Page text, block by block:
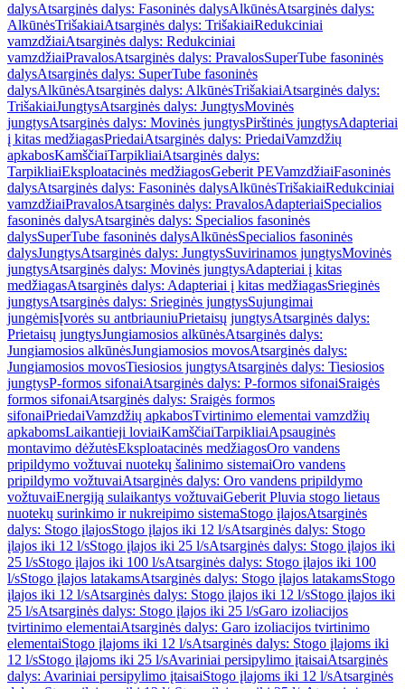
dalysAtsarginės dalys: Fasoninės dalysAlkūnėsAtsarginės dalys:
AlkūnėsTrišakiaiAtsarginės dalys: TrišakiaiRedukciniai
vamzdžiaiAtsarginės dalys: Redukciniai
vamzdžiaiPravalosAtsarginės dalys: PravalosSuperTube fasoninės
dalysAtsarginės dalys: SuperTube fasoninės
dalysAlkūnėsAtsarginės dalys: AlkūnėsTrišakiaiAtsarginės dalys:
TrišakiaiJungtysAtsarginės dalys: JungtysMovinės
jungtysAtsarginės dalys: Movinės jungtysPirštinės jungtysAdapteriai
į kitas medžiagasPriedaiAtsarginės dalys: PriedaiVamzdžių
apkabosKamščiaiTarpikliaiAtsarginės dalys:
TarpikliaiEksploatacinės medžiagosGeberit PEVamzdžiaiFasoninės
dalysAtsarginės dalys: Fasoninės dalysAlkūnėsTrišakiaiRedukciniai
vamzdžiaiPravalosAtsarginės dalys: PravalosAdapteriaiSpecialios
fasoninės dalysAtsarginės dalys: Specialios fasoninės
dalysSuperTube fasoninės dalysAlkūnėsSpecialios fasoninės
dalysJungtysAtsarginės dalys: JungtysSuvirinamos jungtysMovinės
jungtysAtsarginės dalys: Movinės jungtysAdapteriai į kitas
medžiagasAtsarginės dalys: Adapteriai į kitas medžiagasSrieginės
jungtysAtsarginės dalys: Srieginės jungtysSujungimai
jungėmisĮvorės su antbriauniuPrietaisų jungtysAtsarginės dalys:
Prietaisų jungtysJungiamosios alkūnėsAtsarginės dalys:
Jungiamosios alkūnėsJungiamosios movosAtsarginės dalys:
Jungiamosios movosTiesiosios jungtysAtsarginės dalys: Tiesiosios
jungtysP-formos sifonaiAtsarginės dalys: P-formos sifonaiSraigės
formos sifonaiAtsarginės dalys: Sraigės formos
sifonaiPriedaiVamzdžių apkabosTvirtinimo elementai vamzdžių
apkabomsLaikantieji loviaiKamščiaiTarpikliaiApsauginės
montavimo dėžutėsEksploatacinės medžiagosOro vandens
pripildymo vožtuvai nuotekų šalinimo sistemaiOro vandens
pripildymo vožtuvaiAtsarginės dalys: Oro vandens pripildymo
vožtuvaiEnergiją sulaikantys vožtuvaiGeberit Pluvia stogo lietaus
nuotekų surinkimo ir nukreipimo sistemaStogo įlajosAtsarginės
dalys: Stogo įlajosStogo įlajos iki 12 l/sAtsarginės dalys: Stogo
įlajos iki 12 l/sStogo įlajos iki 25 l/sAtsarginės dalys: Stogo įlajos iki
25 l/sStogo įlajos iki 100 l/sAtsarginės dalys: Stogo įlajos iki 100
l/sStogo įlajos latakamsAtsarginės dalys: Stogo įlajos latakamsStogo
įlajos iki 12 l/sAtsarginės dalys: Stogo įlajos iki 12 l/sStogo įlajos iki
25 l/sAtsarginės dalys: Stogo įlajos iki 25 l/sGaro izoliacijos
tvirtinimo elementaiAtsarginės dalys: Garo izoliacijos tvirtinimo
elementaiStogo įlajoms iki 12 l/sAtsarginės dalys: Stogo įlajoms iki
12 l/sStogo įlajoms iki 25 l/sAvariniai persipylimo įtaisaiAtsarginės
dalys: Avariniai persipylimo įtaisaiStogo įlajoms iki 12 l/sAtsarginės